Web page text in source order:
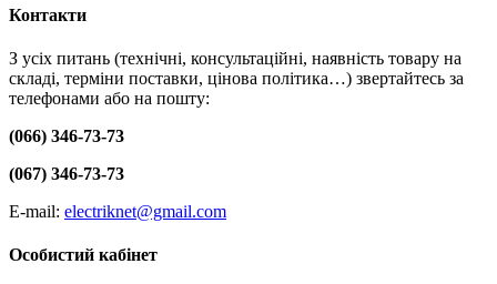
Контакти
З усіх питань (технічні, консультаційні, наявність товару на
складі, терміни поставки, цінова політика…) звертайтесь за
телефонами або на пошту:
(066) 346-73-73
(067) 346-73-73
E-mail: electriknet@gmail.com
Особистий кабінет